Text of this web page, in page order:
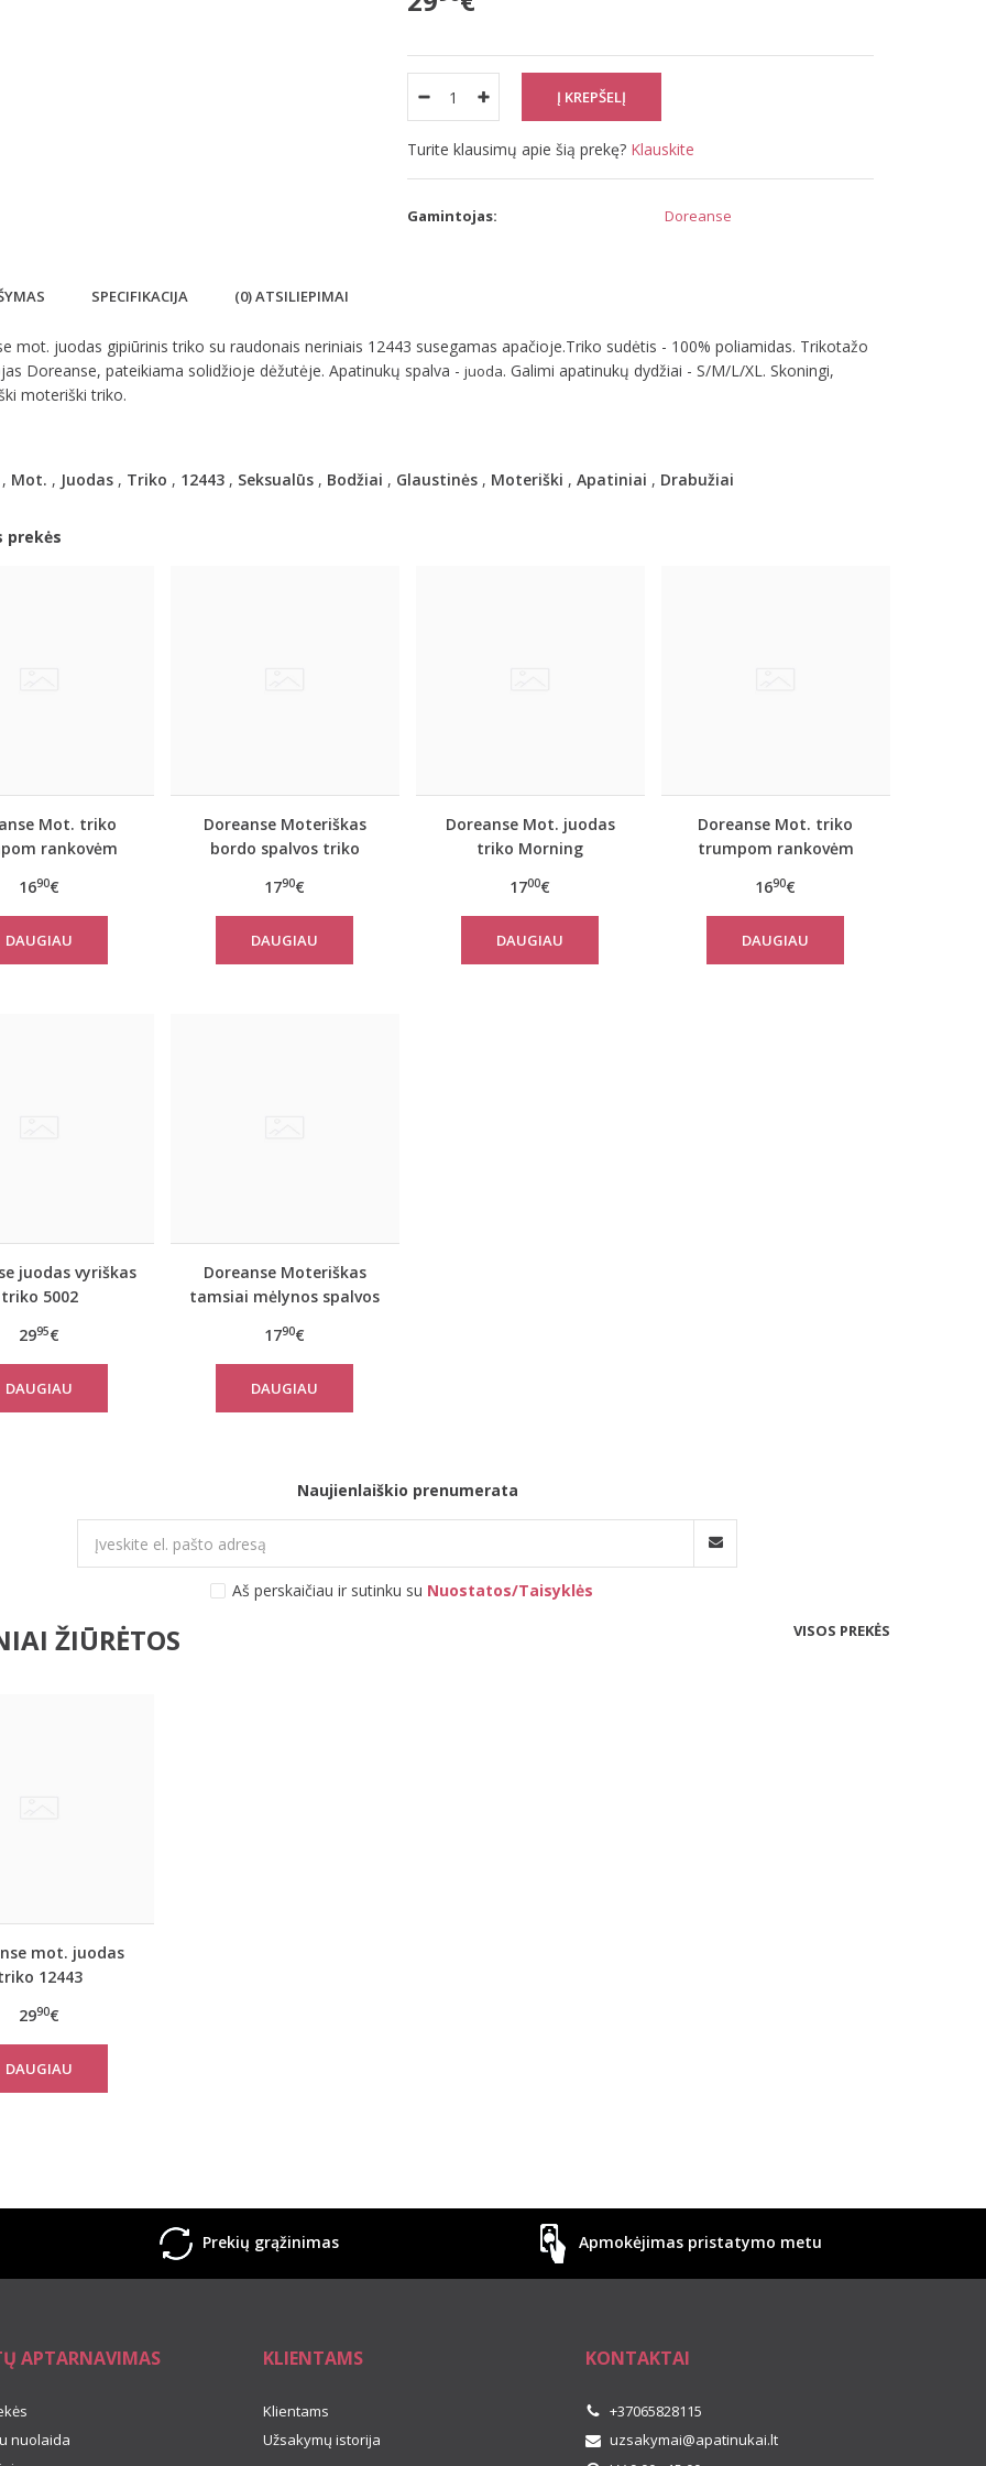
Turite klausimų apie šią prekę? Klauskite
Gamintojas: Doreanse
SPECIFIKACIJA (0) ATSILIEPIMAI
mot. juodas gipiūrinis triko su raudonais neriniais 12443 susegamas apačioje.Triko sudėtis - 100% poliamidas. Trikotažo
Doreanse, pateikiama solidžioje dėžutėje. Apatinukų spalva - juoda. Galimi apatinukų dydžiai - S/M/L/XL. Skoningi,
moteriški triko.
Mot. , Juodas, Triko , 12443, Seksualūs, Bodžiai , Glaustinės, Moteriški , Apatiniai , Drabužiai
prekės
Mot. triko
rankovėm
1690€
DAUGIAU
Doreanse Moteriškas
bordo spalvos triko
1790€
DAUGIAU
Doreanse Mot. juodas
triko Morning
1700€
DAUGIAU
Doreanse Mot. triko
trumpom rankovėm
1690€
DAUGIAU
juodas vyriškas
triko 5002
2995€
DAUGIAU
Doreanse Moteriškas
tamsiai mėlynos spalvos
1790€
DAUGIAU
Naujienlaiškio prenumerata
Aš perskaičiau ir sutinku su Nuostatos/Taisyklės
ŽIŪRĖTOS VISOS PREKĖS
mot. juodas
12443
2990€
DAUGIAU
Prekių grąžinimas Apmokėjimas pristatymo metu
APTARNAVIMAS
nuolaida
KLIENTAMS
Klientams
Užsakymų istorija
KONTAKTAI
+37065828115
uzsakymai@apatinukai.lt